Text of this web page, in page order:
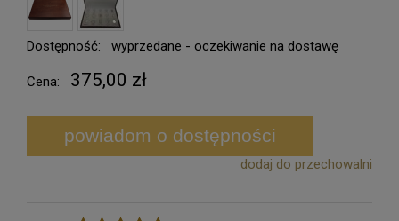
Dostępność: wyprzedane - oczekiwanie na dostawę
Cena: 375,00 zł
powiadom o dostępności
dodaj do przechowalni